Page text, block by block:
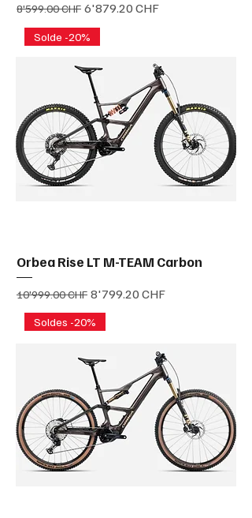
Prix original
8'599.00 CHF Prix promotionnel
6'879.20 CHF
Solde -20%
Orbea Rise LT M-TEAM Carbon
Prix original
10'999.00 CHF Prix promotionnel
8'799.20 CHF
Soldes -20%